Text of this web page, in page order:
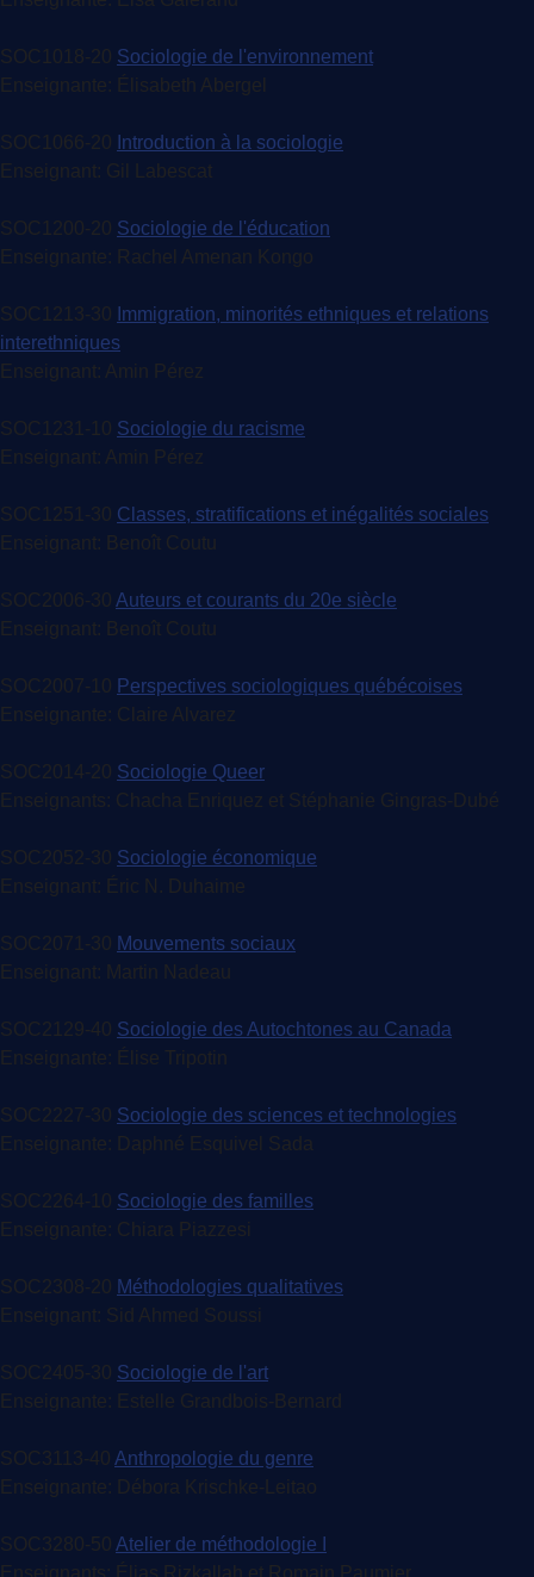
SOC1018-20 Sociologie de l'environnement
Enseignante: Élisabeth Abergel
SOC1066-20 Introduction à la sociologie
Enseignant: Gil Labescat
SOC1200-20 Sociologie de l'éducation
Enseignante: Rachel Amenan Kongo
SOC1213-30 Immigration, minorités ethniques et relations
interethniques
Enseignant: Amin Pérez
SOC1231-10 Sociologie du racisme
Enseignant: Amin Pérez
SOC1251-30 Classes, stratifications et inégalités sociales
Enseignant: Benoît Coutu
SOC2006-30 Auteurs et courants du 20e siècle
Enseignant: Benoît Coutu
SOC2007-10 Perspectives sociologiques québécoises
Enseignante: Claire Alvarez
SOC2014-20 Sociologie Queer
Enseignants: Chacha Enriquez et Stéphanie Gingras-Dubé
SOC2052-30 Sociologie économique
Enseignant: Éric N. Duhaime
SOC2071-30 Mouvements sociaux
Enseignant: Martin Nadeau
SOC2129-40 Sociologie des Autochtones au Canada
Enseignante: Élise Tripotin
SOC2227-30 Sociologie des sciences et technologies
Enseignante: Daphné Esquivel Sada
SOC2264-10 Sociologie des familles
Enseignante: Chiara Piazzesi
SOC2308-20 Méthodologies qualitatives
Enseignant: Sid Ahmed Soussi
SOC2405-30 Sociologie de l'art
Enseignante: Estelle Grandbois-Bernard
SOC3113-40 Anthropologie du genre
Enseignante: Débora Krischke-Leitao
SOC3280-50 Atelier de méthodologie I